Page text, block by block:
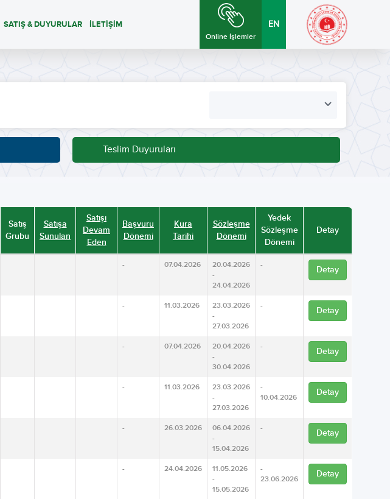
SATIŞ & DUYURULAR İLETİŞİM
Online İşlemler
EN
Teslim Duyuruları
Satış
Grubu
Satışa
Sunulan
Satışı
Devam
Eden
Başvuru
Dönemi
Kura
Tarihi
Sözleşme
Dönemi
Yedek
Sözleşme
Dönemi
Detay
- 07.04.2026
20.04.2026
-
24.04.2026
- Detay
- 11.03.2026
23.03.2026
-
27.03.2026
- Detay
- 07.04.2026
20.04.2026
-
30.04.2026
- Detay
- 11.03.2026
23.03.2026
-
27.03.2026
-
10.04.2026
Detay
- 26.03.2026
06.04.2026
-
15.04.2026
- Detay
- 24.04.2026
11.05.2026
-
15.05.2026
-
23.06.2026
Detay